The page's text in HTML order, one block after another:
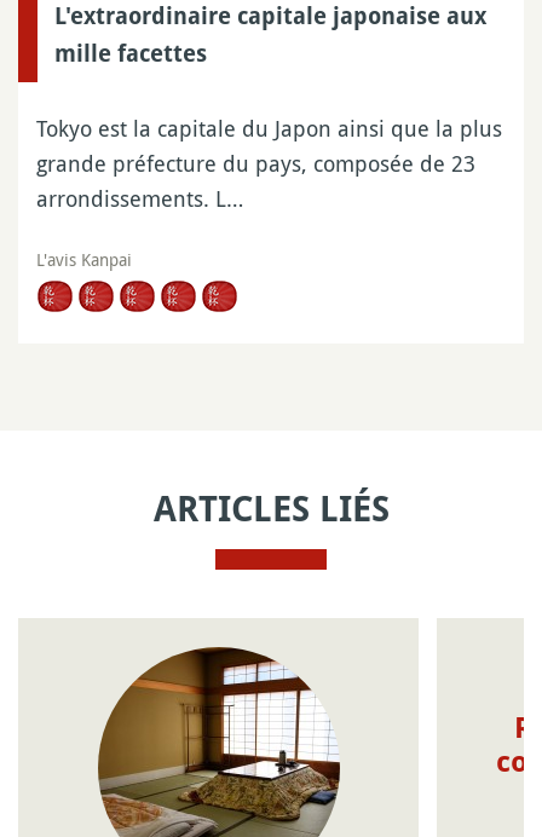
L'extraordinaire capitale japonaise aux
mille facettes
Tokyo est la capitale du Japon ainsi que la plus
grande préfecture du pays, composée de 23
arrondissements. L…
L'avis Kanpai
ARTICLES LIÉS